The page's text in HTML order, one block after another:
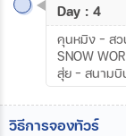
Day : 4
คุนหมิง – สว
SNOW
สุ่ย – สนาม
วิธีการจองทัวร์